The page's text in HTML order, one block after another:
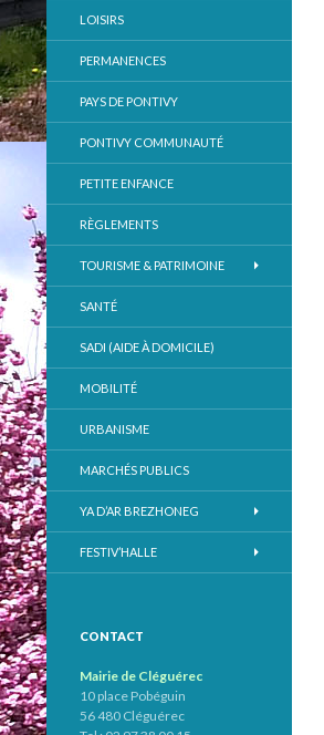
LOISIRS
PERMANENCES
PAYS DE PONTIVY
PONTIVY COMMUNAUTÉ
PETITE ENFANCE
RÈGLEMENTS
TOURISME & PATRIMOINE
SANTÉ
SADI (AIDE À DOMICILE)
MOBILITÉ
URBANISME
MARCHÉS PUBLICS
YA D’AR BREZHONEG
FESTIV’HALLE
CONTACT
Mairie de Cléguérec
10 place Pobéguin
56 480 Cléguérec